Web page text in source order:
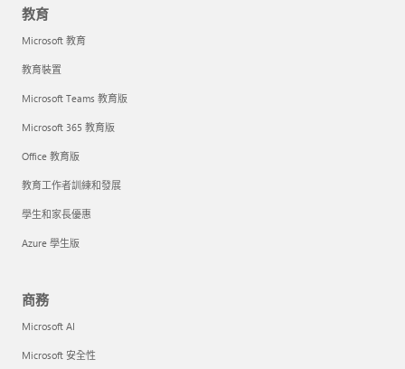
教育
Microsoft 教育
教育裝置
Microsoft Teams 教育版
Microsoft 365 教育版
Office 教育版
教育工作者訓練和發展
學生和家長優惠
Azure 學生版
商務
Microsoft AI
Microsoft 安全性